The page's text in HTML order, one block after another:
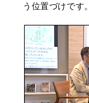
う位置づけです。